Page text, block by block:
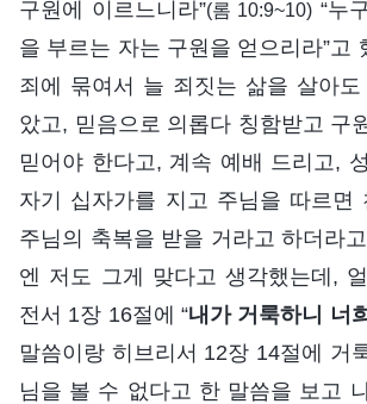
구원에 이르느니라”(롬 10:9~10) “누
을 부르는 자는 구원을 얻으리라”고
죄에 묶여서 늘 죄짓는 삶을 살아
았고, 믿음으로 의롭다 칭함받고 구
믿어야 한다고, 계속 예배 드리고,
자기 십자가를 지고 주님을 따르면
주님의 축복을 받을 거라고 하더라
엔 저도 그게 맞다고 생각했는데,
전서 1장 16절에 “내가 거룩하니 너
말씀이랑 히브리서 12장 14절에 거
님을 볼 수 없다고 한 말씀을 보고